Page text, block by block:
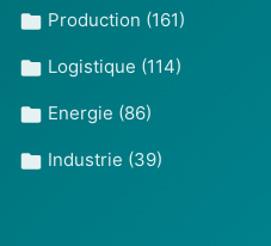
Production (161)
Logistique (114)
Energie (86)
Industrie (39)